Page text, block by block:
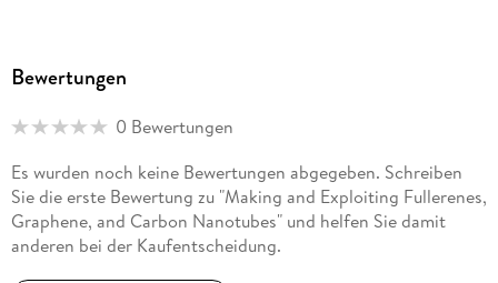
Bewertungen
0 Bewertungen
Es wurden noch keine Bewertungen abgegeben. Schreiben
Sie die erste Bewertung zu "Making and Exploiting Fullerenes,
Graphene, and Carbon Nanotubes" und helfen Sie damit
anderen bei der Kaufentscheidung.